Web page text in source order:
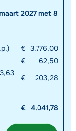
2027 met 8
€ 3.776,00
€
62,50
€ 203,28
€ 4.041,78